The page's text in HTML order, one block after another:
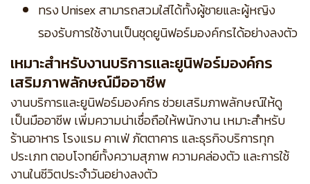
ทรง Unisex สามารถสวมใส่ได้ทั้งผู้ชายและผู้หญิง
รองรับการใช้งานเป็นชุดยูนิฟอร์มองค์กรได้อย่างลงตัว
เหมาะสำหรับงานบริการและยูนิฟอร์มองค์กร
เสริมภาพลักษณ์มืออาชีพ
งานบริการและยูนิฟอร์มองค์กร ช่วยเสริมภาพลักษณ์ให้ดู
เป็นมืออาชีพ เพิ่มความน่าเชื่อถือให้พนักงาน เหมาะสำหรับ
ร้านอาหาร โรงแรม คาเฟ่ ภัตตาคาร และธุรกิจบริการทุก
ประเภท ตอบโจทย์ทั้งความสุภาพ ความคล่องตัว และการใช้
งานในชีวิตประจำวันอย่างลงตัว